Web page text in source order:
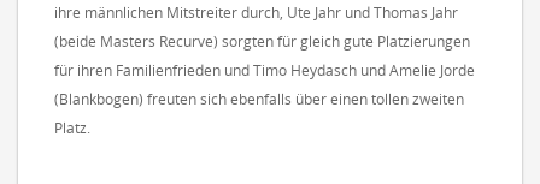
ihre männlichen Mitstreiter durch, Ute Jahr und Thomas Jahr
(beide Masters Recurve) sorgten für gleich gute Platzierungen
für ihren Familienfrieden und Timo Heydasch und Amelie Jorde
(Blankbogen) freuten sich ebenfalls über einen tollen zweiten
Platz.